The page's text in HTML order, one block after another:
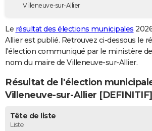
Destinations
City break
Voyage nature
Voyage de noces
Forum
GUIDES D'ACHAT
BONS PLANS
Carte de Noël
Carte Bonne année
Carte Saint-Valentin
Carte Pâques
Carte d'anniversaire
DICTIONNAIRE
Dictionnaire
Biographies
Citations
Expressions
Proverbes
PROGRAMME TV
Villeneuve-sur-Allier
Le résultat des élections municipales
Allier est publié. Retrouvez ci-dessous le
l'élection communiqué par le ministère
nom du maire de Villeneuve-sur-Allier.
Résultat de l'élection
Villeneuve-sur-Allier [DEFINITIF]
Tête de liste
Liste